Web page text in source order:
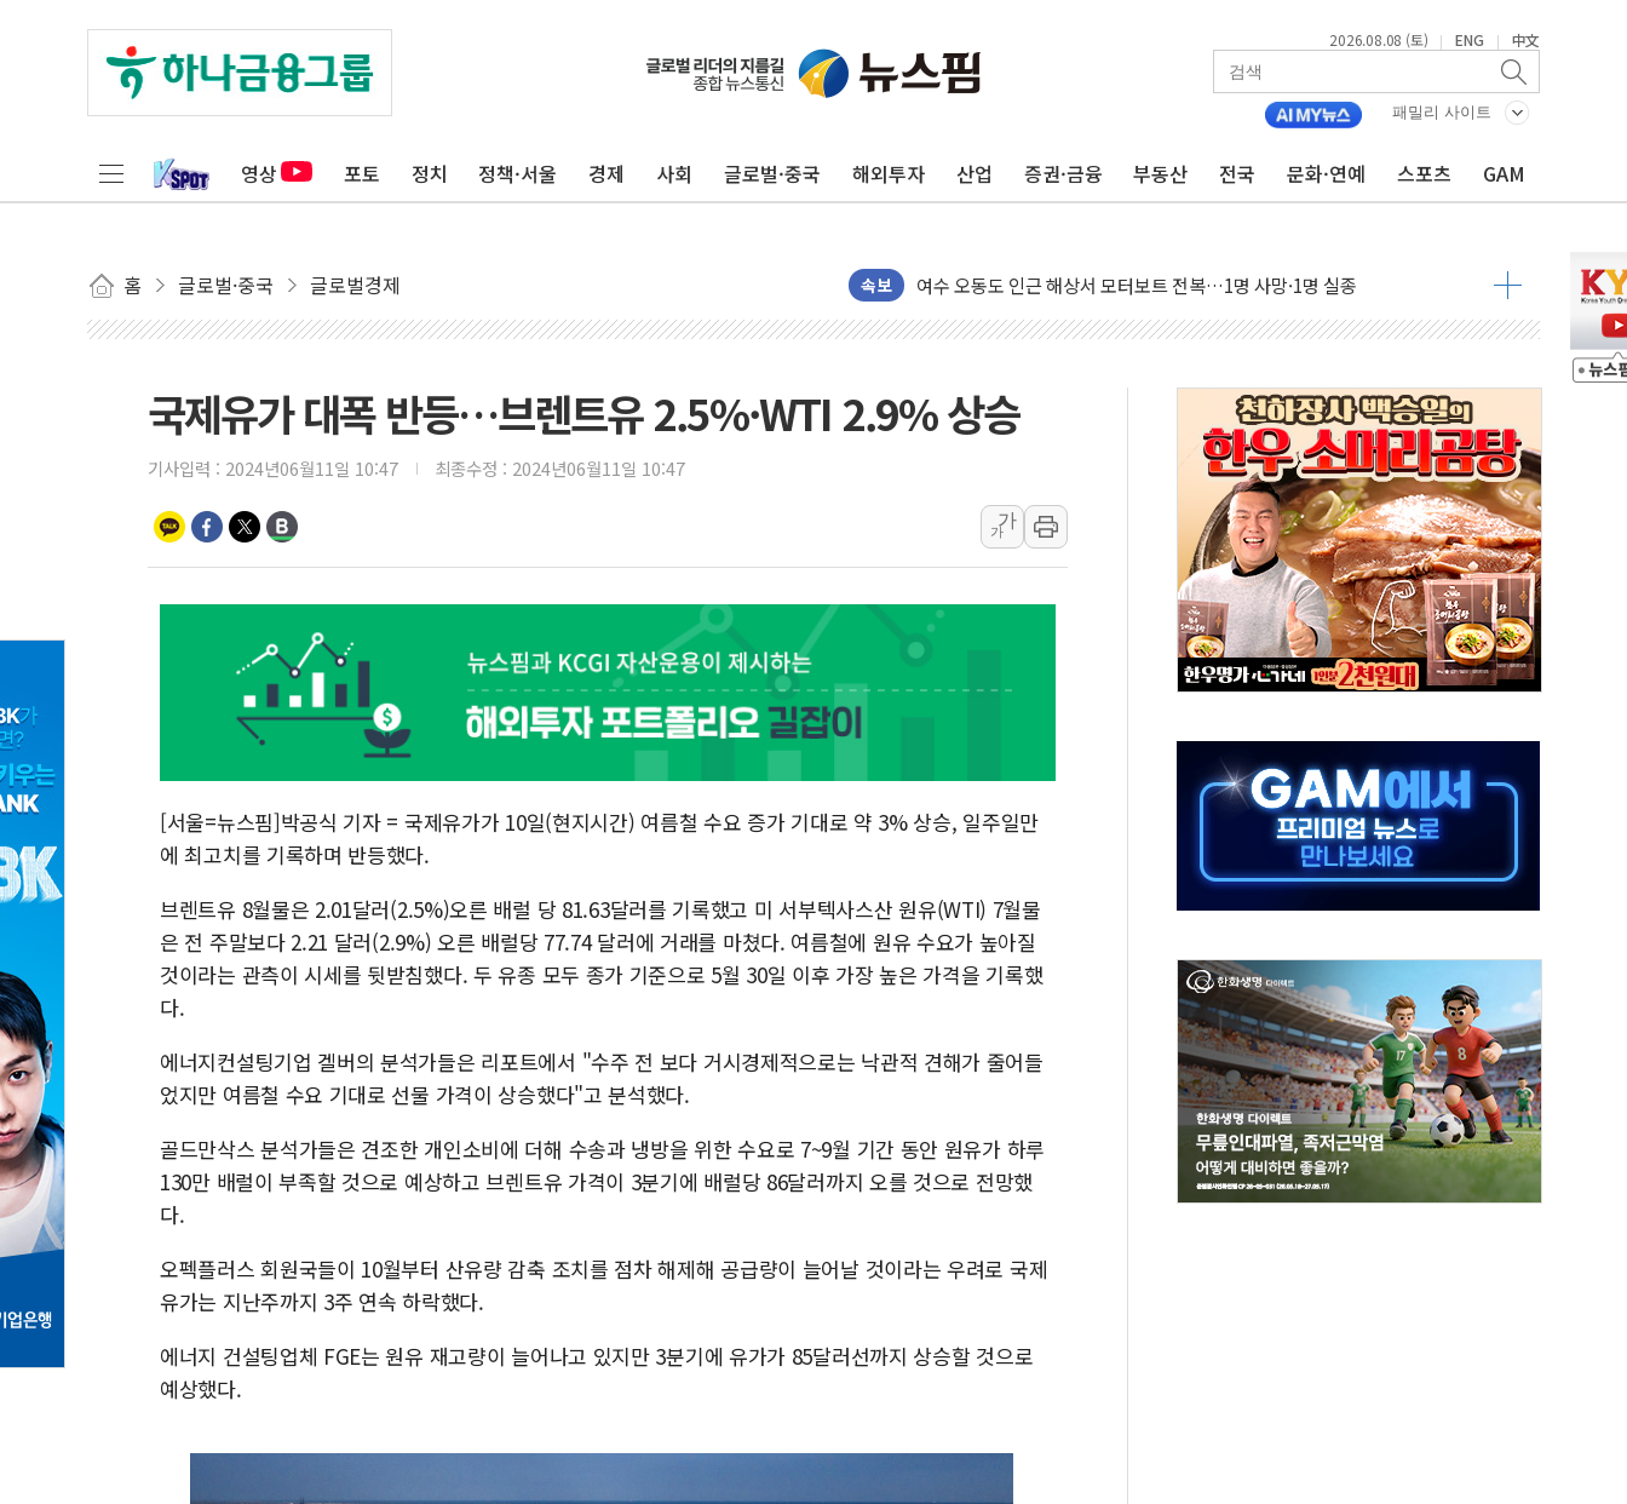
2026.08.08 (토) | ENG | 中文
패밀리 사이트
영상 포토 정치 정책·서울 경제 사회 글로벌·중국 해외투자 산업 증권·금융 부동산 전국 문화·연예 스포츠 GAM
홈 글로벌·중국 글로벌경제 속보
美, 이란전 출구전략 만지작…공습 한계·탄약 부족 현실화
강릉·동해·삼척 시간당 최대 50㎜ 폭우…강원 동해안 강한 비 어어져
서울 중랑구 주택가서 흉기 난동…60대 남성 2명 숨져
李대통령 "결혼 때문에 손해 보는 일 없게"…'결혼 페널티' 22개 과제 손본다
추미애, '위안부' 피해자 기림의 날 참석..."국제적 시민 연대로 목소리 내야"
인천 선재도 갯벌서 해루질 중 실종 60대 나흘만에 숨진 채 발견
'화합' 꺼낸 김민석에 '뻔뻔' 받아친 정청래…제주 연설서 신경전 고조
李대통령, ISA 개편 재검토 지시…與 "적극 환영"·野 "졸속 국정"
동해중부 전 해상 풍랑주의보…10일까지 최대 3.5m 높은 물결
연일 폭염에 온열질환 사망 23명…정부, 비상대응기구 가동
中 전방위 아파트 부양, 수도 베이징도 부동산 규제 철폐
인제 용대리 계곡서 수위 상승으로 피서객 7명 고립…전원 구조
동해시, 11~14일 '별똥별 멍' 운영…페르세우스 유성우 관측
강원 중·남부 동해안 시간당 50mm 이상 폭우…호우경보 발효
청양 밭에서 일하던 90대 숨져…온열질환 여부 조사
李대통령, 'ISA·주가누르기 방지법' 전면 재검토 지시
국제유가 대폭 반등…브렌트유 2.5%·WTI 2.9% 상승
기사입력 : 2024년06월11일 10:47 최종수정 : 2024년06월11일 10:47
가
가
[서울=뉴스핌]박공식 기자 = 국제유가가 10일(현지시간) 여름철 수요 증가 기대로 약 3% 상승, 일주일만
에 최고치를 기록하며 반등했다.
브렌트유 8월물은 2.01달러(2.5%)오른 배럴 당 81.63달러를 기록했고 미 서부텍사스산 원유(WTI) 7월물
은 전 주말보다 2.21 달러(2.9%) 오른 배럴당 77.74 달러에 거래를 마쳤다. 여름철에 원유 수요가 높아질
것이라는 관측이 시세를 뒷받침했다. 두 유종 모두 종가 기준으로 5월 30일 이후 가장 높은 가격을 기록했
다.
에너지컨설팅기업 겔버의 분석가들은 리포트에서 "수주 전 보다 거시경제적으로는 낙관적 견해가 줄어들
었지만 여름철 수요 기대로 선물 가격이 상승했다"고 분석했다.
골드만삭스 분석가들은 견조한 개인소비에 더해 수송과 냉방을 위한 수요로 7~9월 기간 동안 원유가 하루
130만 배럴이 부족할 것으로 예상하고 브렌트유 가격이 3분기에 배럴당 86달러까지 오를 것으로 전망했
다.
오펙플러스 회원국들이 10월부터 산유량 감축 조치를 점차 해제해 공급량이 늘어날 것이라는 우려로 국제
유가는 지난주까지 3주 연속 하락했다.
에너지 건설팅업체 FGE는 원유 재고량이 늘어나고 있지만 3분기에 유가가 85달러선까지 상승할 것으로
예상했다.